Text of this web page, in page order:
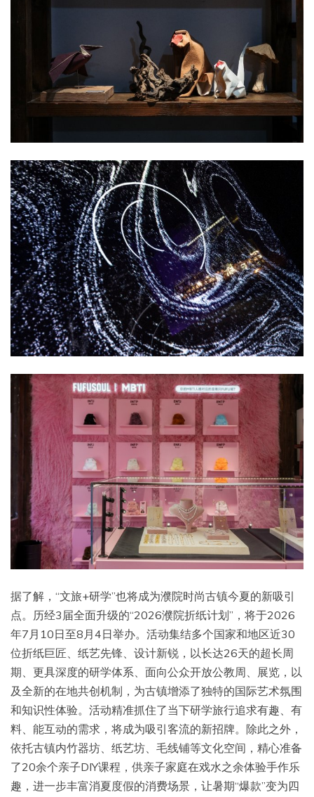
据了解，“文旅+研学”也将成为濮院时尚古镇今夏的新吸引
点。历经3届全面升级的“2026濮院折纸计划”，将于2026
年7月10日至8月4日举办。活动集结多个国家和地区近30
位折纸巨匠、纸艺先锋、设计新锐，以长达26天的超长周
期、更具深度的研学体系、面向公众开放公教周、展览，以
及全新的在地共创机制，为古镇增添了独特的国际艺术氛围
和知识性体验。活动精准抓住了当下研学旅行追求有趣、有
料、能互动的需求，将成为吸引客流的新招牌。除此之外，
依托古镇内竹器坊、纸艺坊、毛线铺等文化空间，精心准备
了20余个亲子DIY课程，供亲子家庭在戏水之余体验手作乐
趣，进一步丰富消夏度假的消费场景，让暑期“爆款”变为四